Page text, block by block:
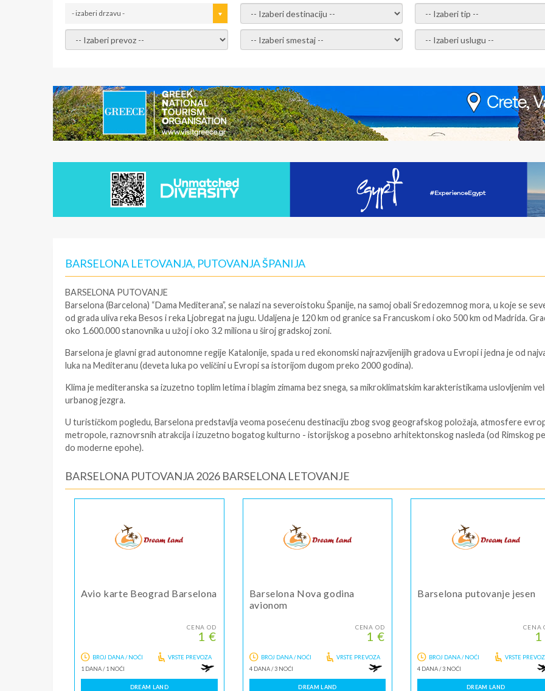
- izaberi drzavu - - izaberi destinaciju - - izaberi tip -
- izaberi prevoz - - Izaberite smestaj - - Izaberite uslugu -
BARSELONA LETOVANJA, PUTOVANJA ŠPANIJA
BARSELONA PUTOVANJE
Barselona (Barcelona) “Dama Mediterana”, se nalazi na severoistoku Španije, na samoj obali Sredozemnog mora, u koje se
od grada uliva reka Besos i reka Ljobregat na jugu. Udaljena je 120 km od granice sa Francuskom i oko 500 km od Madrida.
oko 1.600.000 stanovnika u užoj i oko 3.2 miliona u široj gradskoj zoni.
Barselona je glavni grad autonomne regije Katalonije, spada u red ekonomski najrazvijenijih gradova u Evropi i jedna je od
luka na Mediteranu (deveta luka po veličini u Evropi sa istorijom dugom preko 2000 godina).
Klima je mediteranska sa izuzetno toplim letima i blagim zimama bez snega, sa mikroklimatskim karakteristikama uslovljenim
urbanog jezgra.
U turističkom pogledu, Barselona predstavlja veoma posećenu destinaciju zbog svog geografskog položaja, atmosfere
metropole, raznovrsnih atrakcija i izuzetno bogatog kulturno - istorijskog a posebno arhitektonskog nasleđa (od Rimskog
do moderne epohe).
BARSELONA PUTOVANJA 2026 BARSELONA LETOVANJE
Avio karte Beograd Barselona
CENA OD
1 €
BROJ DANA / NOĆI
1 DANA/1 NOĆI
VRSTE PREVOZA
DREAM LAND
Barselona Nova godina
avionom
CENA OD
1 €
BROJ DANA / NOĆI
4 DANA/3 NOĆI
VRSTE PREVOZA
DREAM LAND
Barselona putovanje jesen
CENA
BROJ DANA / NOĆI
4 DANA/3 NOĆI
VRSTE
DREAM LAND